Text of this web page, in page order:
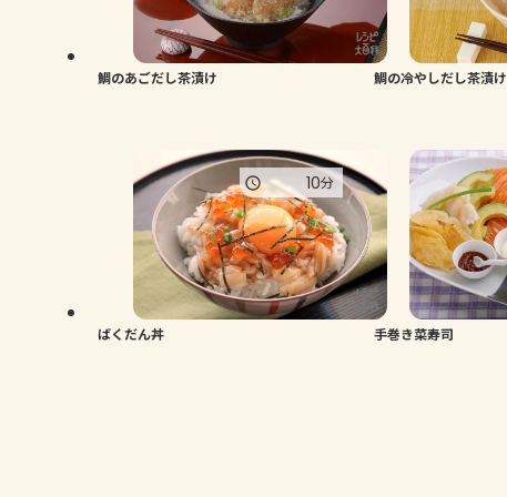
鯛のあごだし茶漬け 鯛の冷やしだし茶漬け
ばくだん丼
10分
手巻き菜寿司